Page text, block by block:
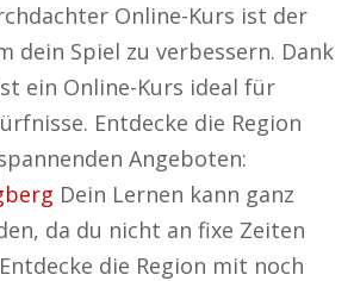
Online-Kurs ist der
dein Spiel zu verbessern. Dank
ein Online-Kurs ideal für
Entdecke die Region
Angeboten:
Dein Lernen kann ganz
da du nicht an fixe Zeiten
die Region mit noch